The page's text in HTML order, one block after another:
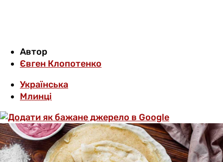
Автор
Євген Клопотенко
Українська
Млинці